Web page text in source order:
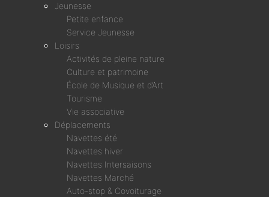
Jeunesse
Petite enfance
Service Jeunesse
Loisirs
Activités de pleine nature
Culture et patrimoine
École de Musique et d’Art
Tourisme
Vie associative
Déplacements
Navettes été
Navettes hiver
Navettes Intersaisons
Navettes Marché
Auto-stop & Covoiturage